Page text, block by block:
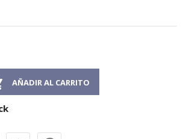
AÑADIR AL CARRITO